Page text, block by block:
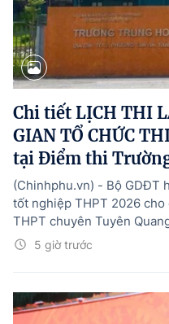
Chi tiết LỊCH THI
GIAN TỔ CHỨC
tại Điểm thi
5 giờ trước
(Chinhphu.vn) - Bộ GDĐT
tốt nghiệp THPT 2026
THPT chuyên Tuyên